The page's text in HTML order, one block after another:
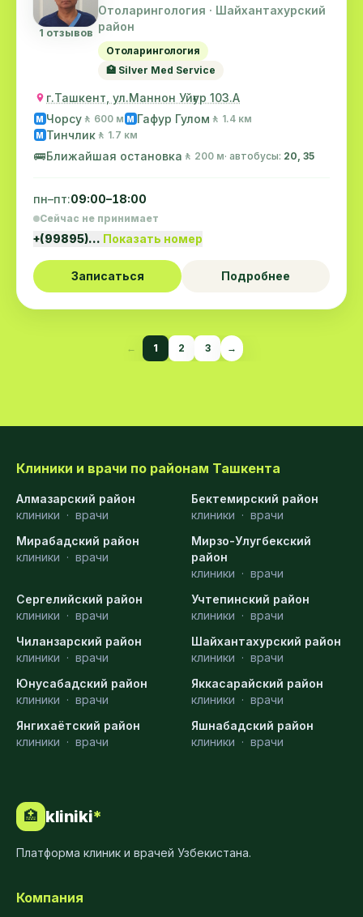
1 отзывов
Отоларингология · Шайхантахурский
район
Отоларингология
🏥 Silver Med Service
г.Ташкент, ул.Маннон Уйғур 103.А
M Чорсу 🚶 600 м M Гафур Гулом 🚶 1.4 км
M Тинчлик 🚶 1.7 км
🚌Ближайшая остановка 🚶 200 м· автобусы: 20, 35
пн–пт:09:00–18:00
Сейчас не принимает
+(99895)… Показать номер
Записаться Подробнее
← 1 2 3 →
Клиники и врачи по районам Ташкента
Алмазарский район
клиники · врачи
Бектемирский район
клиники · врачи
Мирабадский район
клиники · врачи
Мирзо-Улугбекский
район
клиники · врачи
Сергелийский район
клиники · врачи
Учтепинский район
клиники · врачи
Чиланзарский район
клиники · врачи
Шайхантахурский район
клиники · врачи
Юнусабадский район
клиники · врачи
Яккасарайский район
клиники · врачи
Янгихаётский район
клиники · врачи
Яшнабадский район
клиники · врачи
🏥 kliniki*
Платформа клиник и врачей Узбекистана.
Компания